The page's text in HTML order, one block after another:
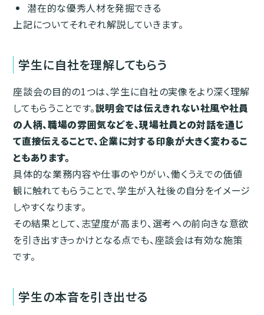
潜在的な優秀人材を発掘できる
上記についてそれぞれ解説していきます。
学生に自社を理解してもらう
座談会の目的の1つは、学生に自社の実像をより深く理解
してもらうことです。説明会では伝えきれない社風や社員
の人柄、職場の雰囲気などを、現場社員との対話を通じ
て直接伝えることで、企業に対する印象が大きく変わるこ
ともあります。
具体的な業務内容や仕事のやりがい、働くうえでの価値
観に触れてもらうことで、学生が入社後の自分をイメージ
しやすくなります。
その結果として、志望度が高まり、選考への前向きな意欲
を引き出すきっかけとなる点でも、座談会は有効な施策
です。
学生の本音を引き出せる